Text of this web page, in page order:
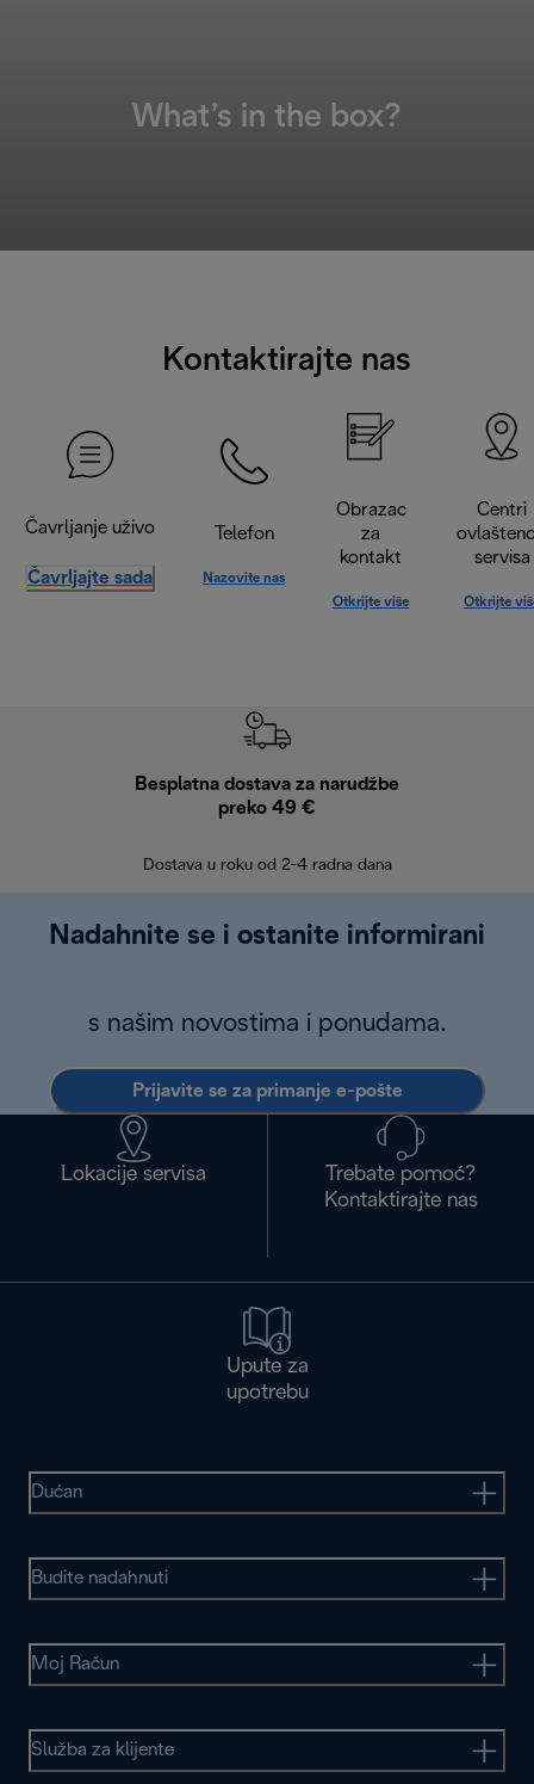
What’s in the box?
Kontaktirajte nas
Čavrljanje uživo
Čavrljajte sada
Telefon
Nazovite nas
Obrazac
za
kontakt
Otkrijte više
Centri
servisa
Otkrijte
Besplatna dostava za narudžbe
preko 49 €
Dostava u roku od 2-4 radna dana
Nadahnite se i ostanite informirani
s našim novostima i ponudama.
Prijavite se za primanje e-pošte
Lokacije servisa
Trebate pomoć?
Kontaktirajte nas
Upute za
upotrebu
Dućan
Budite nadahnuti
Moj Račun
Služba za klijente